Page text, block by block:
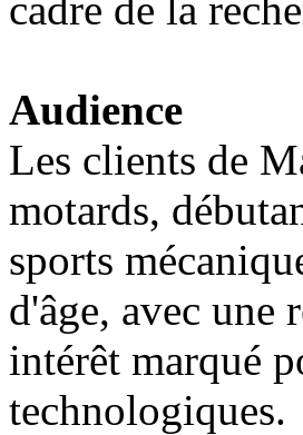
Audience
Les clients de
motards,
sports
d'âge, avec une
intérêt marqué
technologiques.